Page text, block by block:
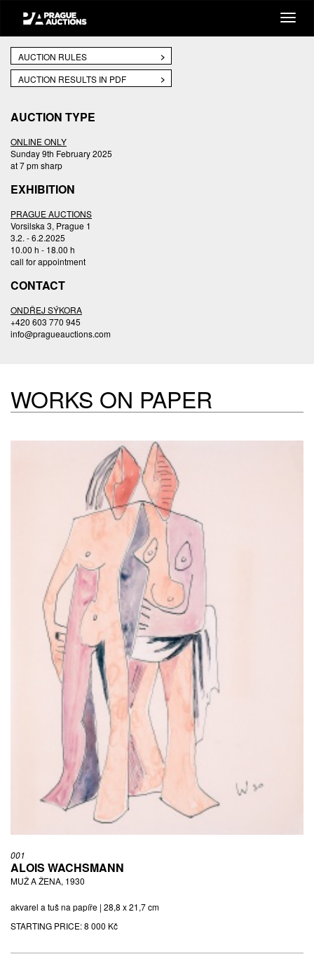
AUCTION RULES
AUCTION RESULTS IN PDF
AUCTION TYPE
ONLINE ONLY
Sunday 9th February 2025
at 7 pm sharp
EXHIBITION
PRAGUE AUCTIONS
Vorsilska 3, Prague 1
3.2. - 6.2.2025
10.00 h - 18.00 h
call for appointment
CONTACT
ONDŘEJ SÝKORA
+420 603 770 945
info@pragueauctions.com
WORKS ON PAPER
001
ALOIS WACHSMANN
MUŽ A ŽENA, 1930
akvarel a tuš na papíře | 28,8 x 21,7 cm
STARTING PRICE:8 000 Kč